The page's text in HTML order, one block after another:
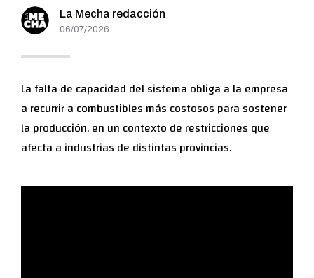
La Mecha redacción
06/07/2026
La falta de capacidad del sistema obliga a la empresa
a recurrir a combustibles más costosos para sostener
la producción, en un contexto de restricciones que
afecta a industrias de distintas provincias.